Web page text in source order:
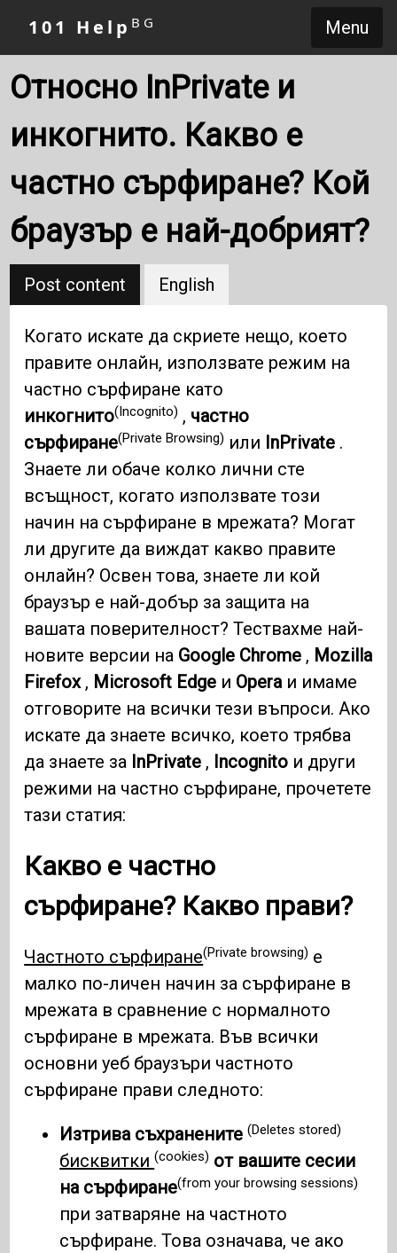
Menu
101 Help BG
Относно InPrivate и
инкогнито. Какво е
частно сърфиране? Кой
браузър е най-добрият?
Post content English
Когато искате да скриете нещо, което
правите онлайн, използвате режим на
частно сърфиране като
инкогнито(Incognito) , частно
сърфиране(Private Browsing) или InPrivate .
Знаете ли обаче колко лични сте
всъщност, когато използвате този
начин на сърфиране в мрежата? Могат
ли другите да виждат какво правите
онлайн? Освен това, знаете ли кой
браузър е най-добър за защита на
вашата поверителност? Тествахме най-
новите версии на Google Chrome , Mozilla
Firefox, Microsoft Edge и Operaи имаме
отговорите на всички тези въпроси. Ако
искате да знаете всичко, което трябва
да знаете за InPrivate , Incognito и други
режими на частно сърфиране, прочетете
тази статия:
Какво е частно
сърфиране? Какво прави?
Частното сърфиране(Private browsing) е
малко по-личен начин за сърфиране в
мрежата в сравнение с нормалното
сърфиране в мрежата. Във всички
основни уеб браузъри частното
сърфиране прави следното:
Изтрива съхранените(Deletes stored)
бисквитки(cookies) от вашите сесии
на сърфиране(from your browsing sessions)
при затваряне на частното
сърфиране. Това означава, че ако